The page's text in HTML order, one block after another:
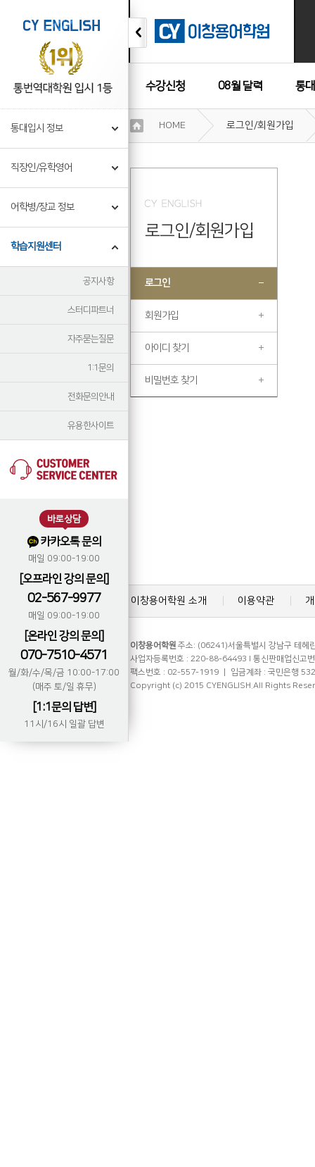
수강신청 08월 달력 통
수강후기
통대입시 정보
직장인/유학영어
어학병/장교 정보
학습지원센터
공지사항
스터디파트너
자주묻는질문
1:1문의
전화문의안내
유용한사이트
바로상담
카카오톡 문의
매일 09:00-19:00
[오프라인 강의 문의]
02-567-9977
매일 09:00-19:00
[온라인 강의 문의]
070-7510-4571
월/화/수/목/금 10:00-17:00
(매주 토/일 휴무)
[1:1문의 답변]
11시/16시 일괄 답변
기
정
HOME 로그인/회원가입
로그인/회원가입
로그인
회원가입
아이디 찾기
비밀번호 찾기
이창용어학원 소개 이용약관
이창용어학원 주소: (06241)서울특별시 강남구 테헤
사업자등록번호 : 220-88-64493 l 통신판매업신고
팩스번호 : 02-557-1919 ㅣ 입금계좌 : 국민은행
Copyright (c) 2015 CYENGLISH.All Rights